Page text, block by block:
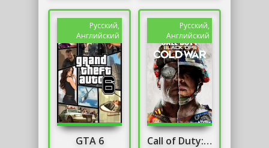
рейтингам,...
множество
разных премий
и...
Русский,
Английский
GTA 6
Русский,
Английский
Call of Duty: Black Ops Cold War